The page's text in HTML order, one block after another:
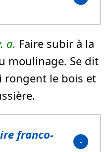
a. Faire subir à la
moulinage. Se dit
rongent le bois et
franco-